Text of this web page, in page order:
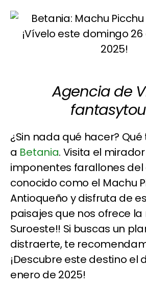
Agencia de
¿Sin nada qué hacer?
a Betania. Visita el
imponentes farallones
conocido como el Machu
Antioqueño y disfruta de
paisajes que nos ofrece la
Suroeste!! Si buscas un
distraerte, te
¡Descubre este destino el
enero de 2025!